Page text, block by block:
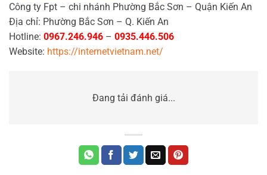
Công ty Fpt – chi nhánh Phường Bắc Sơn – Quận Kiến An
Địa chỉ: Phường Bắc Sơn – Q. Kiến An
Hotline: 0967.246.946 – 0935.446.506
Website: https://internetvietnam.net/
Đang tải đánh giá...